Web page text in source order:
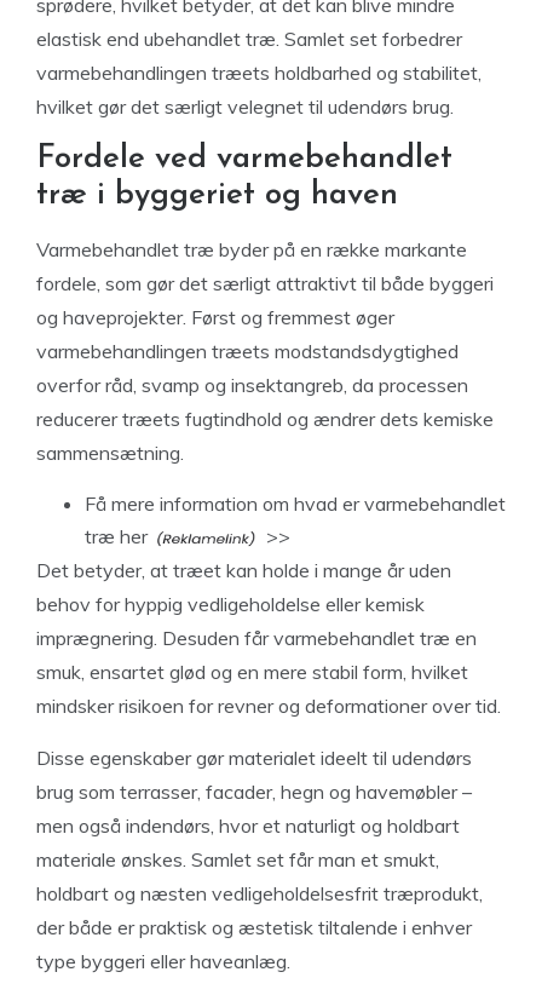
elastisk end ubehandlet træ. Samlet set forbedrer
varmebehandlingen træets holdbarhed og stabilitet,
hvilket gør det særligt velegnet til udendørs brug.
Fordele ved varmebehandlet
træ i byggeriet og haven
Varmebehandlet træ byder på en række markante
fordele, som gør det særligt attraktivt til både byggeri
og haveprojekter. Først og fremmest øger
varmebehandlingen træets modstandsdygtighed
overfor råd, svamp og insektangreb, da processen
reducerer træets fugtindhold og ændrer dets kemiske
sammensætning.
Få mere information om hvad er varmebehandlet
træ her
>>
Det betyder, at træet kan holde i mange år uden
behov for hyppig vedligeholdelse eller kemisk
imprægnering. Desuden får varmebehandlet træ en
smuk, ensartet glød og en mere stabil form, hvilket
mindsker risikoen for revner og deformationer over tid.
Disse egenskaber gør materialet ideelt til udendørs
brug som terrasser, facader, hegn og havemøbler –
men også indendørs, hvor et naturligt og holdbart
materiale ønskes. Samlet set får man et smukt,
holdbart og næsten vedligeholdelsesfrit træprodukt,
der både er praktisk og æstetisk tiltalende i enhver
type byggeri eller haveanlæg.